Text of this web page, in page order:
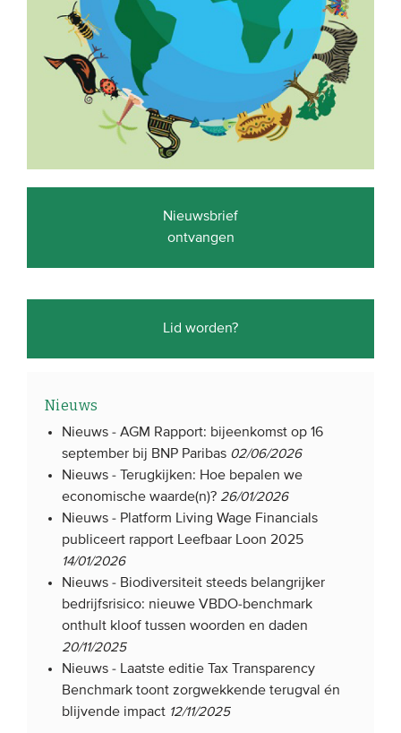
CONTACT
UITGEBREID ZOEKEN
Nieuwsbrief
ontvangen
Lid worden?
Nieuws
Nieuws -AGM Rapport: bijeenkomst op 16
september bij BNP Paribas 02/06/2026
Nieuws -
Terugkijken: Hoe bepalen we
economische waarde(n)? 26/01/2026
Nieuws - Platform Living Wage Financials
publiceert rapport Leefbaar Loon 2025
14/01/2026
Nieuws - Biodiversiteit steeds belangrijker
bedrijfsrisico: nieuwe VBDO-benchmark
onthult kloof tussen woorden en daden
20/11/2025
Nieuws - Laatste editie Tax Transparency
Benchmark toont zorgwekkende terugval én
blijvende impact 12/11/2025